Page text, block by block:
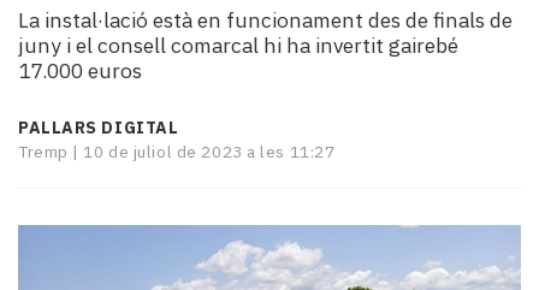
Cultura
Esports
Mai
TV
i
El
La instal·lació està en funcionament des de finals de
juny i el consell comarcal hi ha invertit gairebé
17.000 euros
PALLARS DIGITAL
Tremp | 10 de juliol de 2023 a les 11:27